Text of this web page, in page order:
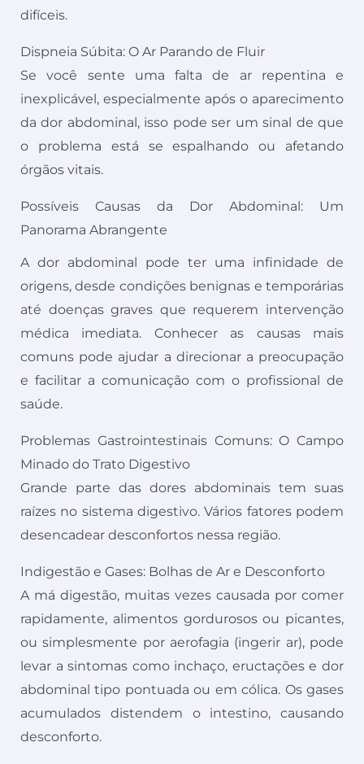
difíceis.
Dispneia Súbita: O Ar Parando de Fluir
Se você sente uma falta de ar repentina e
inexplicável, especialmente após o aparecimento
da dor abdominal, isso pode ser um sinal de que
o problema está se espalhando ou afetando
órgãos vitais.
Possíveis Causas da Dor Abdominal: Um
Panorama Abrangente
A dor abdominal pode ter uma infinidade de
origens, desde condições benignas e temporárias
até doenças graves que requerem intervenção
médica imediata. Conhecer as causas mais
comuns pode ajudar a direcionar a preocupação
e facilitar a comunicação com o profissional de
saúde.
Problemas Gastrointestinais Comuns: O Campo
Minado do Trato Digestivo
Grande parte das dores abdominais tem suas
raízes no sistema digestivo. Vários fatores podem
desencadear desconfortos nessa região.
Indigestão e Gases: Bolhas de Ar e Desconforto
A má digestão, muitas vezes causada por comer
rapidamente, alimentos gordurosos ou picantes,
ou simplesmente por aerofagia (ingerir ar), pode
levar a sintomas como inchaço, eructações e dor
abdominal tipo pontuada ou em cólica. Os gases
acumulados distendem o intestino, causando
desconforto.